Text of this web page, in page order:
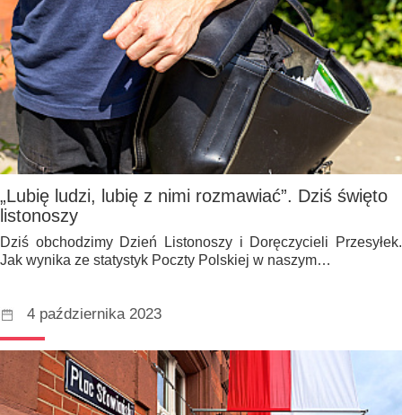
„Lubię ludzi, lubię z nimi rozmawiać”. Dziś święto
listonoszy
Dziś obchodzimy Dzień Listonoszy i Doręczycieli Przesyłek.
Jak wynika ze statystyk Poczty Polskiej w naszym…
4 października 2023